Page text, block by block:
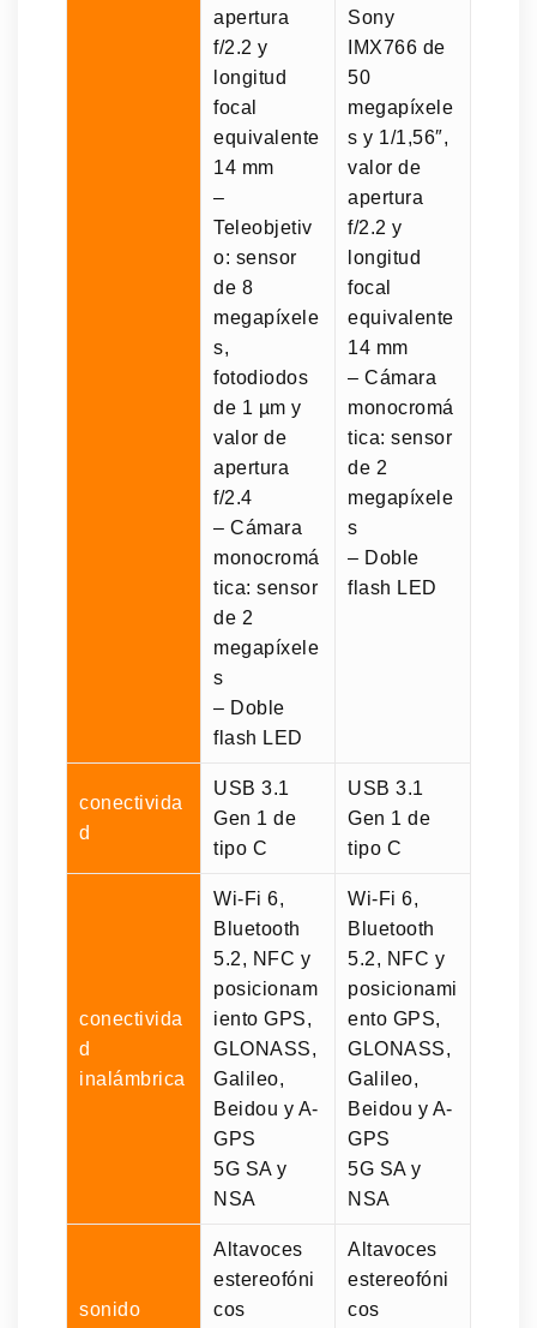
apertura
f/2.2 y
longitud
focal
equivalente
14 mm
–
Teleobjetiv
o: sensor
de 8
megapíxele
s,
fotodiodos
de 1 µm y
valor de
apertura
f/2.4
– Cámara
monocromá
tica: sensor
de 2
megapíxele
s
– Doble
flash LED
Sony
IMX766 de
50
megapíxele
s y 1/1,56″,
valor de
apertura
f/2.2 y
longitud
focal
equivalente
14 mm
– Cámara
monocromá
tica: sensor
de 2
megapíxele
s
– Doble
flash LED
conectivida
d
USB 3.1
Gen 1 de
tipo C
USB 3.1
Gen 1 de
tipo C
conectivida
d
inalámbrica
Wi-Fi 6,
Bluetooth
5.2, NFC y
posicionam
iento GPS,
GLONASS,
Galileo,
Beidou y A-
GPS
5G SA y
NSA
Wi-Fi 6,
Bluetooth
5.2, NFC y
posicionami
ento GPS,
GLONASS,
Galileo,
Beidou y A-
GPS
5G SA y
NSA
sonido
Altavoces
estereofóni
cos
Altavoces
estereofóni
cos